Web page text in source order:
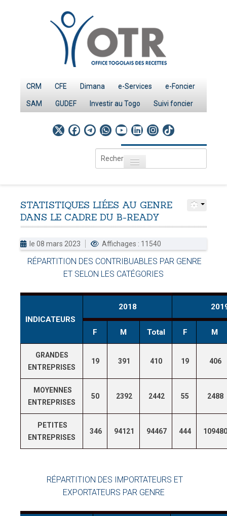
CRM CFE Dimana e-Services e-Foncier
SAM GUDEF Investir au Togo Suivi foncier
Rechercher
Toggle navigation
IMPÔTS
Le système fiscal
DOUANES
Douane Togolaise
Conserv. Foncière
ACTUALITES
Toute l'actualité!
STATISTIQUES LIÉES AU GENRE
DANS LE CADRE DU B-READY
le 08 mars 2023 Affichages : 11540
RÉPARTITION DES CONTRIBUABLES PAR GENRE
ET SELON LES CATÉGORIES
INDICATEURS
2018
F M Total F M
GRANDES
ENTREPRISES
19 391 410 19 406
MOYENNES
ENTREPRISES
50 2392 2442 55 2488
PETITES
ENTREPRISES
346 94121 94467 444 109480
RÉPARTITION DES IMPORTATEURS ET
EXPORTATEURS PAR GENRE